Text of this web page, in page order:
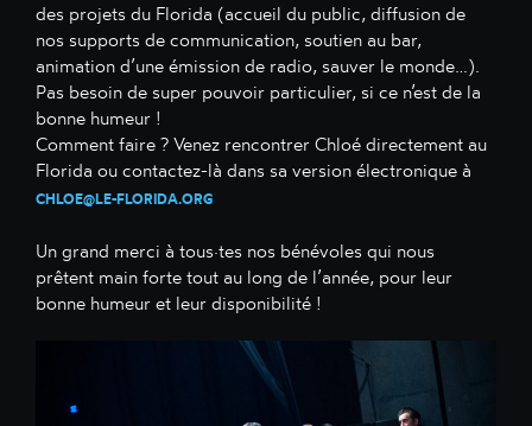
des projets du Florida (accueil du public, diffusion de
nos supports de communication, soutien au bar,
animation d’une émission de radio, sauver le monde…).
Pas besoin de super pouvoir particulier, si ce n’est de la
bonne humeur !
Comment faire ? Venez rencontrer Chloé directement au
Florida ou contactez-là dans sa version électronique à
CHLOE@LE-FLORIDA.ORG
Un grand merci à tous·tes nos bénévoles qui nous
prêtent main forte tout au long de l’année, pour leur
bonne humeur et leur disponibilité !